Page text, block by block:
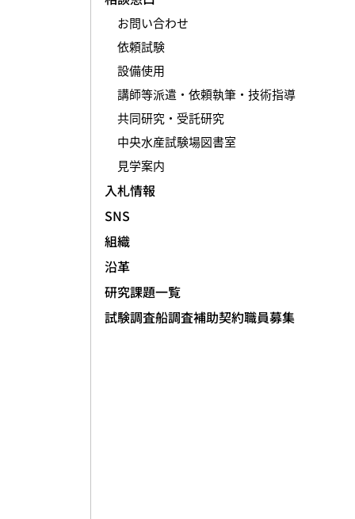
お問い合わせ
依頼試験
設備使用
講師等派遣・依頼執筆・技術指導
共同研究・受託研究
中央水産試験場図書室
見学案内
入札情報
SNS
組織
沿革
研究課題一覧
試験調査船調査補助契約職員募集